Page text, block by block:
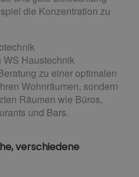
die Konzentration zu
WS Haustechnik
zu einer optimalen
Wohnräumen, sondern
Räumen wie Büros,
und Bars.
verschiedene